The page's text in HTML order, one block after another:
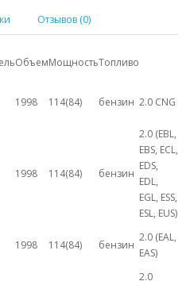
Отзывов (0)
ОбъемМощностьТопливо
1998 114(84) бензин 2.0 CNG
1998 114(84) бензин
2.0 (EBL,
EBS, ECL,
EDS,
EDL,
EGL, ESS,
ESL, EUS)
1998 114(84) бензин
2.0 (EAL,
EAS)
2.0